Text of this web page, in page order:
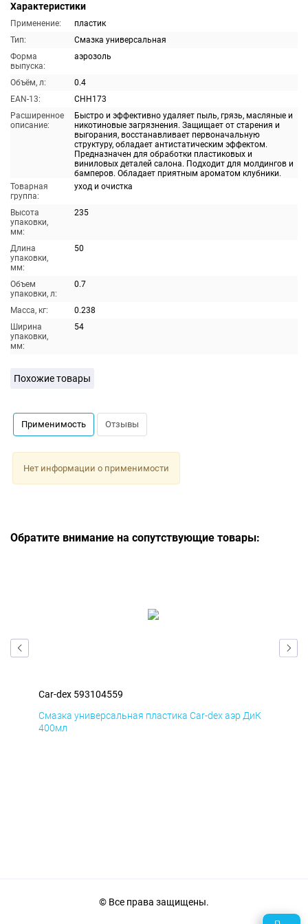
Характеристики
Применение:
пластик
Тип:
Смазка универсальная
Форма
выпуска:
аэрозоль
Объём, л:
0.4
EAN-13:
CHH173
Расширенное
описание:
Быстро и эффективно удаляет пыль, грязь, масляные и
никотиновые загрязнения. Защищает от старения и
выгорания, восстанавливает первоначальную
структуру, обладает антистатическим эффектом.
Предназначен для обработки пластиковых и
виниловых деталей салона. Подходит для молдингов и
бамперов. Обладает приятным ароматом клубники.
Товарная
группа:
уход и очистка
Высота
упаковки,
мм:
235
Длина
упаковки,
мм:
50
Объем
упаковки, л:
0.7
Масса, кг:
0.238
Ширина
упаковки,
мм:
54
Похожие товары
Применимость Отзывы
Нет информации о применимости
Обратите внимание на сопутствующие товары:
Car-dex 593104559
Смазка универсальная пластика Car-dex аэр ДиК
400мл
© Все права защищены.